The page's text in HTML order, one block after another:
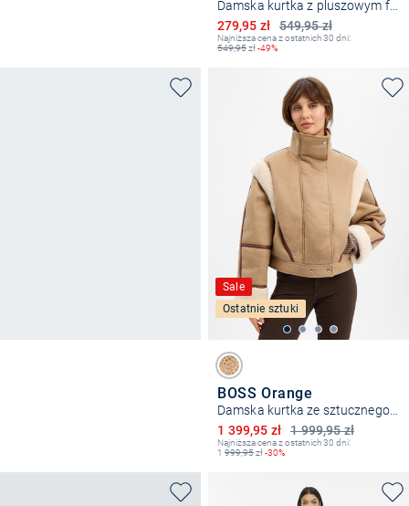
Damska kurtka z pluszowym futerkiem - Bubbly
549,95 zł
Obniżona cena
279,95 zł
Najniższa cena z ostatnich 30 dni:
549,95zł-49%
Sale
Ostatnie sztuki
BOSS Orange
Damska kurtka ze sztucznego futra - Cheerlea
1 999,95 zł
Obniżona cena
1 399,95 zł
Najniższa cena z ostatnich 30 dni:
1 999,95zł-30%